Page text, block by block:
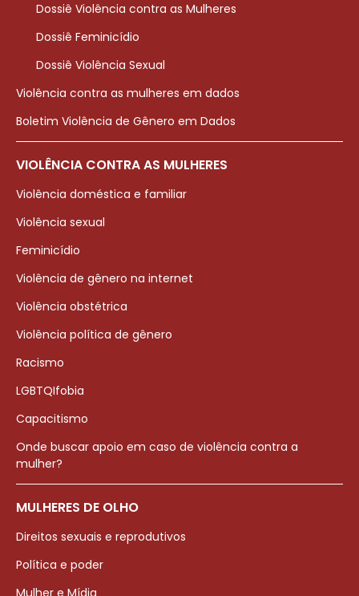
Dossiê Violência contra as Mulheres
Dossiê Feminicídio
Dossiê Violência Sexual
Violência contra as mulheres em dados
Boletim Violência de Gênero em Dados
VIOLÊNCIA CONTRA AS MULHERES
Violência doméstica e familiar
Violência sexual
Feminicídio
Violência de gênero na internet
Violência obstétrica
Violência política de gênero
Racismo
LGBTQIfobia
Capacitismo
Onde buscar apoio em caso de violência contra a
mulher?
MULHERES DE OLHO
Direitos sexuais e reprodutivos
Política e poder